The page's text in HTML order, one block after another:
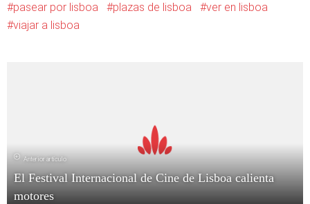
pasear por lisboa plazas de lisboa
ver en lisboa
viajar a lisboa
Anterior artículo
El Festival Internacional de Cine de Lisboa calienta
motores